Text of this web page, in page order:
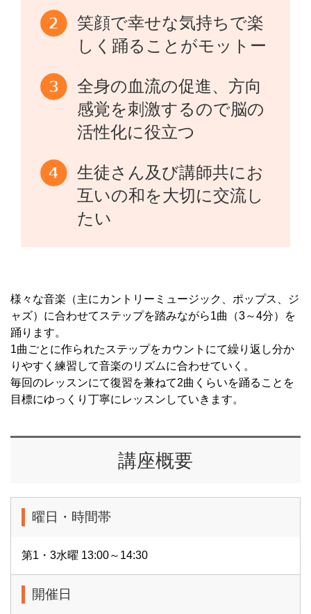
笑顔で幸せな気持ちで楽
しく踊ることがモットー
全身の血流の促進、方向
感覚を刺激するので脳の
活性化に役立つ
生徒さん及び講師共にお
互いの和を大切に交流し
たい
様々な音楽（主にカントリーミュージック、ポップス、ジ
ャズ）に合わせてステップを踏みながら1曲（3～4分）を
踊ります。
1曲ごとに作られたステップをカウントにて繰り返し分か
りやすく練習して音楽のリズムに合わせていく。
毎回のレッスンにて復習を兼ねて2曲くらいを踊ることを
目標にゆっくり丁寧にレッスンしていきます。
講座概要
曜日・時間帯
第1・3水曜 13:00～14:30
開催日